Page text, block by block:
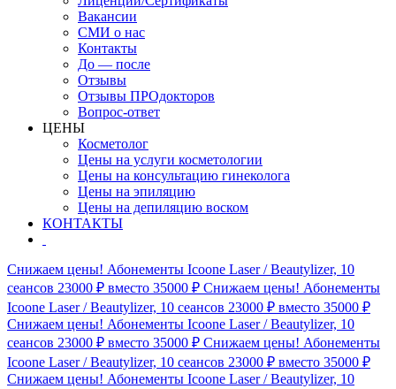
Вакансии
СМИ о нас
Контакты
До — после
Отзывы
Отзывы ПРОдокторов
Вопрос-ответ
ЦЕНЫ
Косметолог
Цены на услуги косметологии
Цены на консультацию гинеколога
Цены на эпиляцию
Цены на депиляцию воском
КОНТАКТЫ
Снижаем цены! Абонементы Icoone Laser / Beautylizer, 10
сеансов 23000 ₽ вместо 35000 ₽ Снижаем цены! Абонементы
Icoone Laser / Beautylizer, 10 сеансов 23000 ₽ вместо 35000 ₽
Снижаем цены! Абонементы Icoone Laser / Beautylizer, 10
сеансов 23000 ₽ вместо 35000 ₽ Снижаем цены! Абонементы
Icoone Laser / Beautylizer, 10 сеансов 23000 ₽ вместо 35000 ₽
Снижаем цены! Абонементы Icoone Laser / Beautylizer, 10